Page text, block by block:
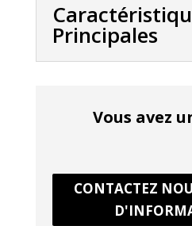
Principales
Vous avez
CONTACTEZ